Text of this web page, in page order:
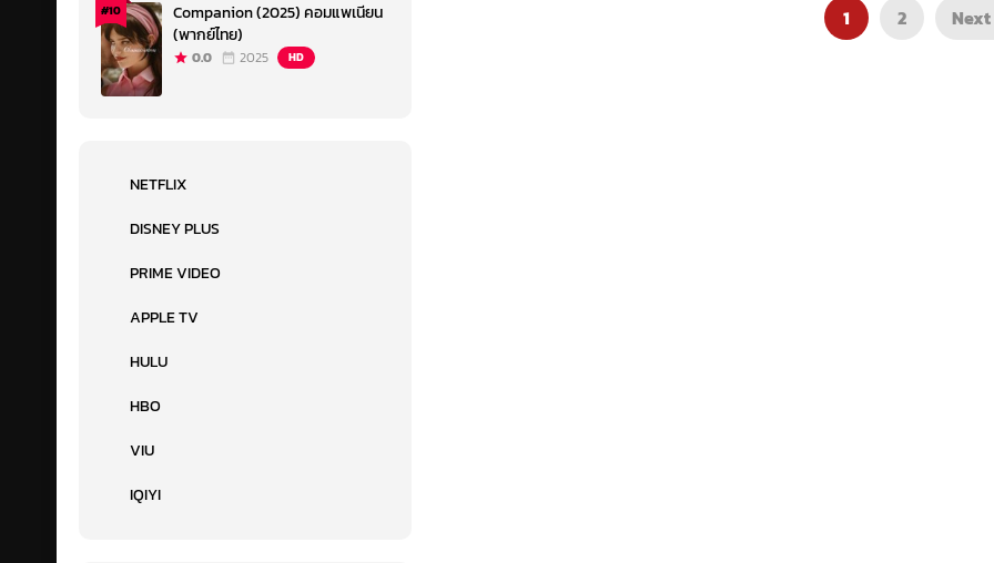
1 2
#10
Companion (2025) คอมแพเนียน
(พากย์ไทย)
0.0 2025 HD
NETFLIX
DISNEY PLUS
PRIME VIDEO
APPLE TV
HULU
HBO
VIU
IQIYI